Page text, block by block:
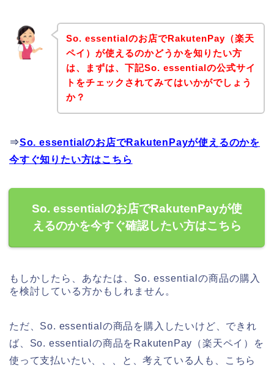
So. essentialのお店でRakutenPay（楽天
ペイ）が使えるのかどうかを知りたい方
は、まずは、下記So. essentialの公式サイ
トをチェックされてみてはいかがでしょう
か？
⇒So. essentialのお店でRakutenPayが使えるのかを
今すぐ知りたい方はこちら
So. essentialのお店でRakutenPayが使
えるのかを今すぐ確認したい方はこちら
もしかしたら、あなたは、So. essentialの商品の購入
を検討している方かもしれません。
ただ、So. essentialの商品を購入したいけど、できれ
ば、So. essentialの商品をRakutenPay（楽天ペイ）を
使って支払いたい、、、と、考えている人も、こちら